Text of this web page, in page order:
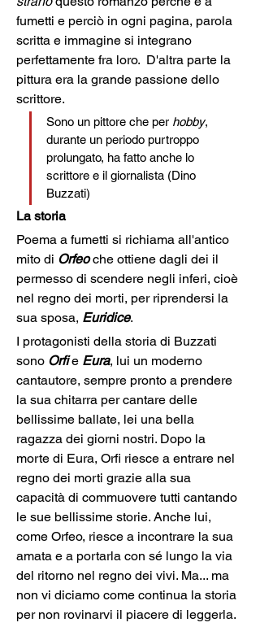
fumetti e perciò in ogni pagina, parola
scritta e immagine si integrano
perfettamente fra loro.  D'altra parte la
pittura era la grande passione dello
scrittore.
Sono un pittore che per hobby,
durante un periodo purtroppo
prolungato, ha fatto anche lo
scrittore e il giornalista (Dino
Buzzati)
La storia
Poema a fumetti si richiama all'antico
mito di Orfeo che ottiene dagli dei il
permesso di scendere negli inferi, cioè
nel regno dei morti, per riprendersi la
sua sposa, Euridice.
I protagonisti della storia di Buzzati
sono Orfi e Eura, lui un moderno
cantautore, sempre pronto a prendere
la sua chitarra per cantare delle
bellissime ballate, lei una bella
ragazza dei giorni nostri. Dopo la
morte di Eura, Orfi riesce a entrare nel
regno dei morti grazie alla sua
capacità di commuovere tutti cantando
le sue bellissime storie. Anche lui,
come Orfeo, riesce a incontrare la sua
amata e a portarla con sé lungo la via
del ritorno nel regno dei vivi. Ma... ma
non vi diciamo come continua la storia
per non rovinarvi il piacere di leggerla.